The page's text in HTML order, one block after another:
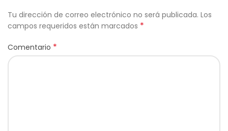
Tu dirección de correo electrónico no será publicada. Los
campos requeridos están marcados *
Comentario *